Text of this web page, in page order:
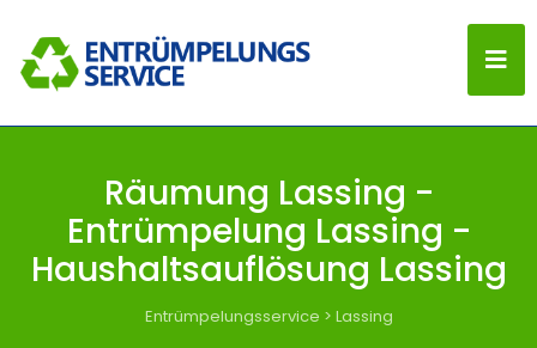
Räumung Lassing -
Entrümpelung Lassing -
Haushaltsauflösung Lassing
Entrümpelungsservice > Lassing